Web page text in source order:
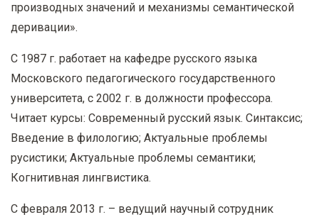
производных значений и механизмы семантической
деривации».
С 1987 г. работает на кафедре русского языка
Московского педагогического государственного
университета, с 2002 г. в должности профессора.
Читает курсы: Современный русский язык. Синтаксис;
Введение в филологию; Актуальные проблемы
русистики; Актуальные проблемы семантики;
Когнитивная лингвистика.
С февраля 2013 г. – ведущий научный сотрудник